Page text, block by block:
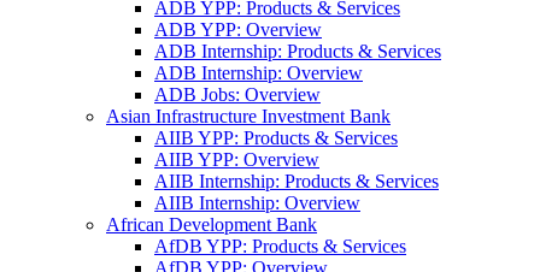
ADB YPP: Products & Services
ADB YPP: Overview
ADB Internship: Products & Services
ADB Internship: Overview
ADB Jobs: Overview
Asian Infrastructure Investment Bank
AIIB YPP: Products & Services
AIIB YPP: Overview
AIIB Internship: Products & Services
AIIB Internship: Overview
African Development Bank
AfDB YPP: Products & Services
AfDB YPP: Overview